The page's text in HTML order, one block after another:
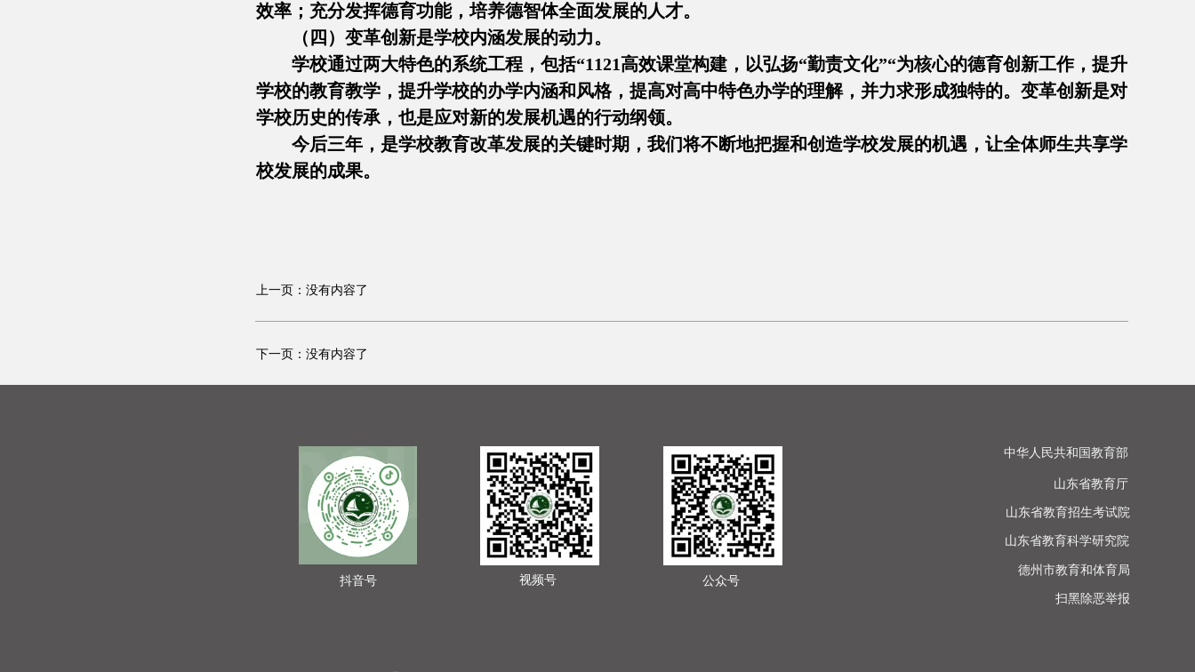
中华人民共和国教育部
山东省教育厅
抖音号
山东省教育招生考试院
山东省教育科学研究院
德州市教育和体育局
视频号 公众号
扫黑除恶举报
效率；充分发挥德育功能，培养德智体全面发展的人才。
（四）变革创新是学校内涵发展的动力。
学校通过两大特色的系统工程，包括“1121高效课堂构建，以弘扬“勤责文化”“为核心的德育创新工作，提升
学校的教育教学，提升学校的办学内涵和风格，提高对高中特色办学的理解，并力求形成独特的。变革创新是对
学校历史的传承，也是应对新的发展机遇的行动纲领。
今后三年，是学校教育改革发展的关键时期，我们将不断地把握和创造学校发展的机遇，让全体师生共享学
校发展的成果。
上一页：没有内容了
下一页：没有内容了